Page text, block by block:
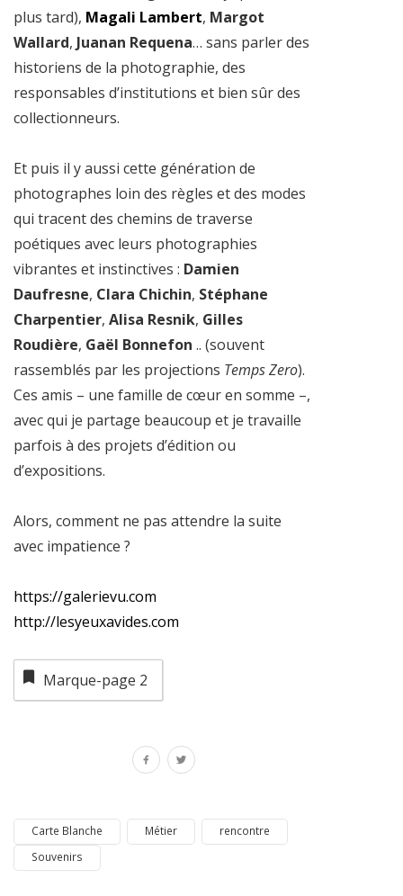
plus tard), Magali Lambert, Margot
Wallard, Juanan Requena… sans parler des
historiens de la photographie, des
responsables d’institutions et bien sûr des
collectionneurs.
Et puis il y aussi cette génération de
photographes loin des règles et des modes
qui tracent des chemins de traverse
poétiques avec leurs photographies
vibrantes et instinctives : Damien
Daufresne, Clara Chichin, Stéphane
Charpentier, Alisa Resnik, Gilles
Roudière, Gaël Bonnefon .. (souvent
rassemblés par les projections Temps Zero).
Ces amis – une famille de cœur en somme –,
avec qui je partage beaucoup et je travaille
parfois à des projets d’édition ou
d’expositions.
Alors, comment ne pas attendre la suite
avec impatience ?
https://galerievu.com
http://lesyeuxavides.com
Marque-page 2
Carte Blanche Métier
rencontre
Souvenirs